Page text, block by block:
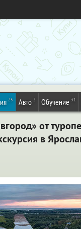
25 Авто 2 Обучение 31
от
в